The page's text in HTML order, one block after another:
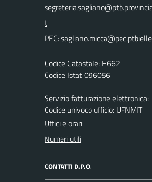
PEC:
Codice Catastale: H662
Codice Istat 096056
Servizio fatturazione elettronica:
Codice univoco ufficio: UFNMIT
Uffici e orari
Numeri utili
CONTATTI D.P.O.